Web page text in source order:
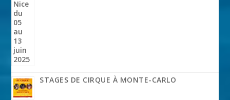
STAGES DE CIRQUE À MONTE-CARLO